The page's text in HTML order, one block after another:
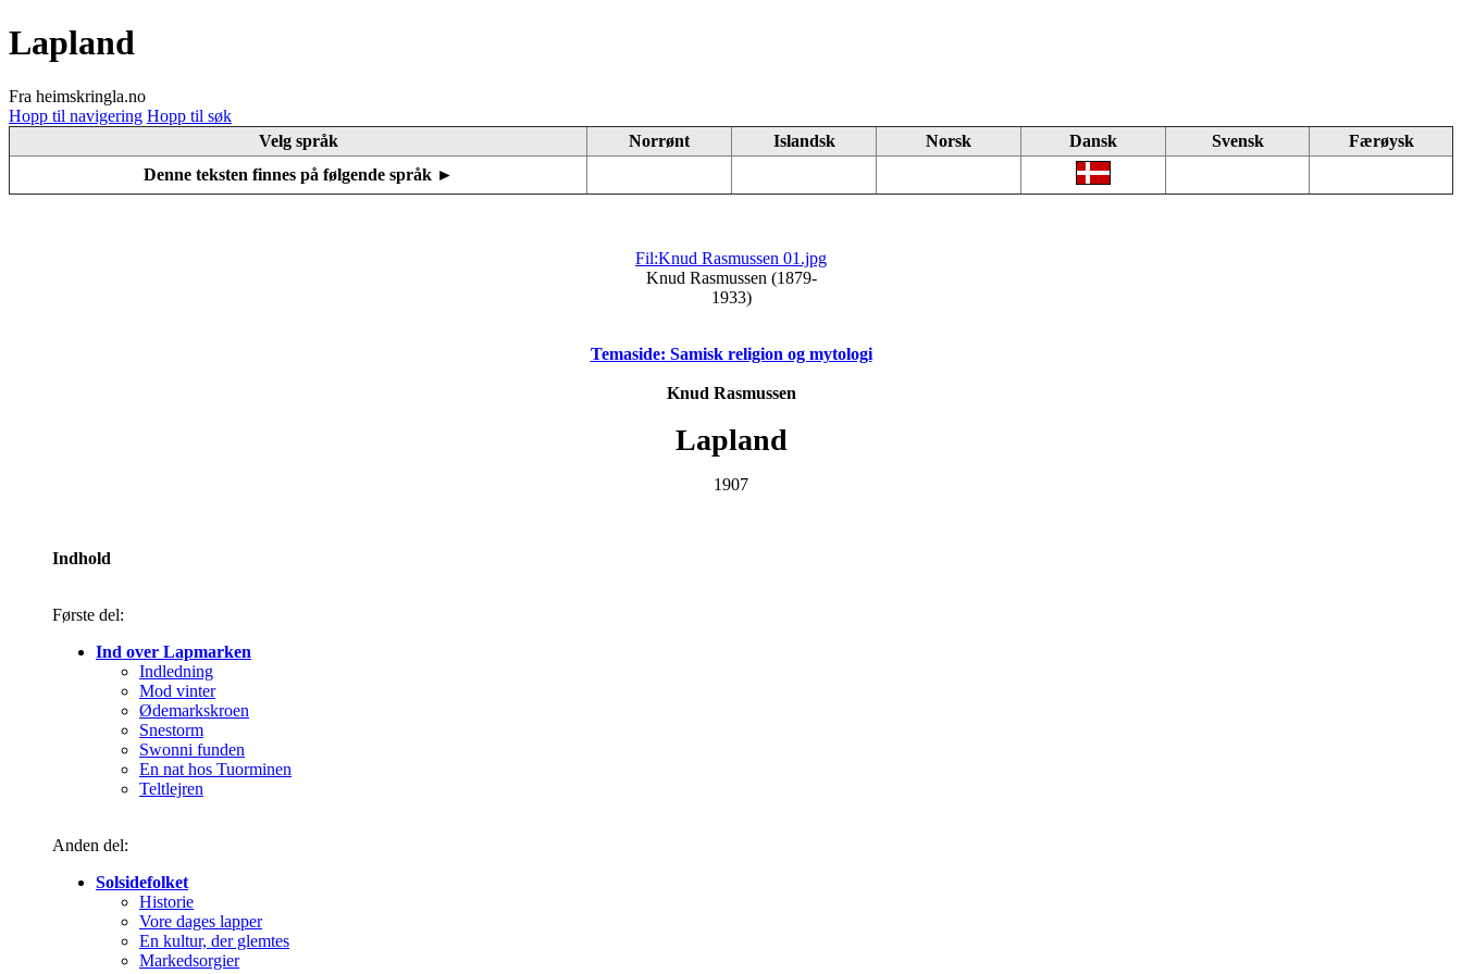
Lapland
Fra heimskringla.no
Hopp til navigering Hopp til søk
Velg språk
Norrønt Islandsk Norsk Dansk Svensk
Færøysk
Denne teksten finnes på følgende språk ►
Fil:Knud Rasmussen 01.jpg
Knud Rasmussen (1879-
1933)
Temaside: Samisk religion og mytologi
Knud Rasmussen
Lapland
1907
Indhold
Første del:
Ind over Lapmarken
Indledning
Mod vinter
Ødemarkskroen
Snestorm
Swonni funden
En nat hos Tuorminen
Teltlejren
Anden del:
Solsidefolket
Historie
Vore dages lapper
En kultur, der glemtes
Markedsorgier